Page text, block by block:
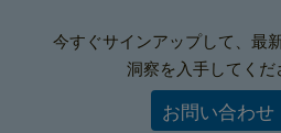
今すぐサインアップして、最
洞察を入手してくだ
お問い合わせ